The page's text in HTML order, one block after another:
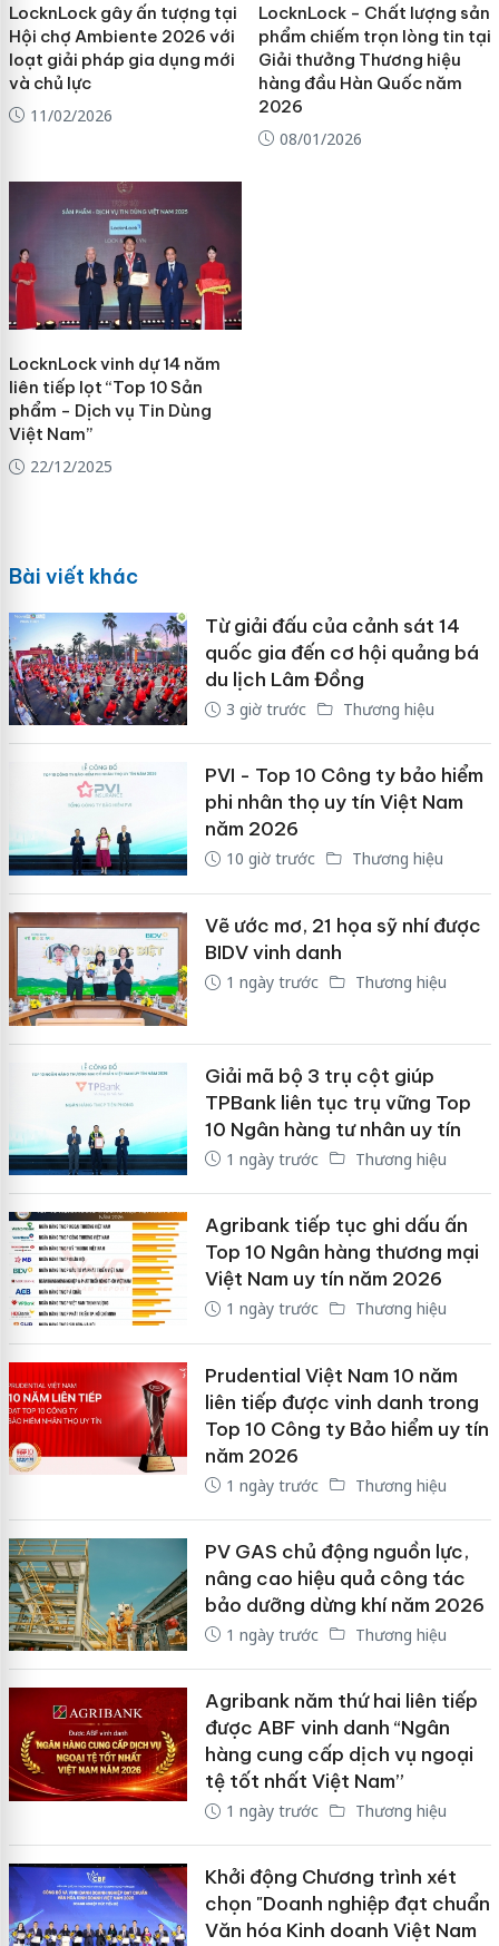
LocknLock gây ấn tượng tại
Hội chợ Ambiente 2026 với
loạt giải pháp gia dụng mới
và chủ lực
11/02/2026
LocknLock - Chất lượng sản
phẩm chiếm trọn lòng tin tại
Giải thưởng Thương hiệu
hàng đầu Hàn Quốc năm
2026
08/01/2026
LocknLock vinh dự 14 năm
liên tiếp lọt “Top 10 Sản
phẩm - Dịch vụ Tin Dùng
Việt Nam”
22/12/2025
Bài viết khác
Từ giải đấu của cảnh sát 14
quốc gia đến cơ hội quảng bá
du lịch Lâm Đồng
3 giờ trước Thương hiệu
PVI - Top 10 Công ty bảo hiểm
phi nhân thọ uy tín Việt Nam
năm 2026
10 giờ trước Thương hiệu
Vẽ ước mơ, 21 họa sỹ nhí được
BIDV vinh danh
1 ngày trước Thương hiệu
Giải mã bộ 3 trụ cột giúp
TPBank liên tục trụ vững Top
10 Ngân hàng tư nhân uy tín
1 ngày trước Thương hiệu
Agribank tiếp tục ghi dấu ấn
Top 10 Ngân hàng thương mại
Việt Nam uy tín năm 2026
1 ngày trước Thương hiệu
Prudential Việt Nam 10 năm
liên tiếp được vinh danh trong
Top 10 Công ty Bảo hiểm uy tín
năm 2026
1 ngày trước Thương hiệu
PV GAS chủ động nguồn lực,
nâng cao hiệu quả công tác
bảo dưỡng dừng khí năm 2026
1 ngày trước Thương hiệu
Agribank năm thứ hai liên tiếp
được ABF vinh danh “Ngân
hàng cung cấp dịch vụ ngoại
tệ tốt nhất Việt Nam”
1 ngày trước Thương hiệu
Khởi động Chương trình xét
chọn "Doanh nghiệp đạt chuẩn
Văn hóa Kinh doanh Việt Nam